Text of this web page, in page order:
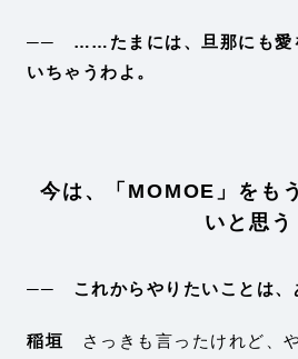
── ……たまには、旦那にも愛
いちゃうわよ。
今は、「MOMOE」をも
いと思う
── これからやりたいことは、
稲垣
さっきも言ったけれど、